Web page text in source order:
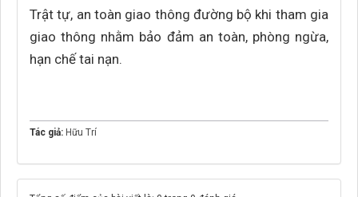
Trật tự, an toàn giao thông đường bộ khi tham gia
giao thông nhằm bảo đảm an toàn, phòng ngừa,
hạn chế tai nạn.
Tác giả: Hữu Trí